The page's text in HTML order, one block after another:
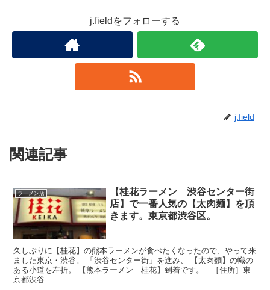
j.fieldをフォローする
j.field
関連記事
ラーメン店
【桂花ラーメン 渋谷センター街
店】で一番人気の【太肉麺】を頂
きます。東京都渋谷区。
久しぶりに【桂花】の熊本ラーメンが食べたくなったので、やって来
ました東京・渋谷。 「渋谷センター街」を進み、 【太肉麵】の幟の
ある小道を左折。 【熊本ラーメン 桂花】到着です。 ［住所］東
京都渋谷...